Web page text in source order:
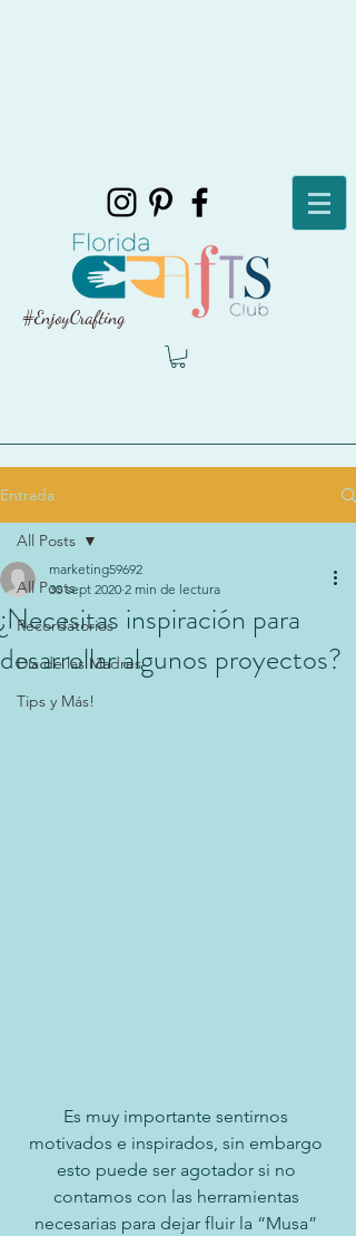
#EnjoyCrafting
Entrada
All Posts
Recordatorios
Día de las Madres
Tips y Más!
All Posts
¿Necesitas inspiración para
desarrollar algunos proyectos?
marketing59692
30 sept 2020 2 min de lectura
Es muy importante sentirnos
motivados e inspirados, sin embargo
esto puede ser agotador si no
contamos con las herramientas
necesarias para dejar fluir la “Musa”